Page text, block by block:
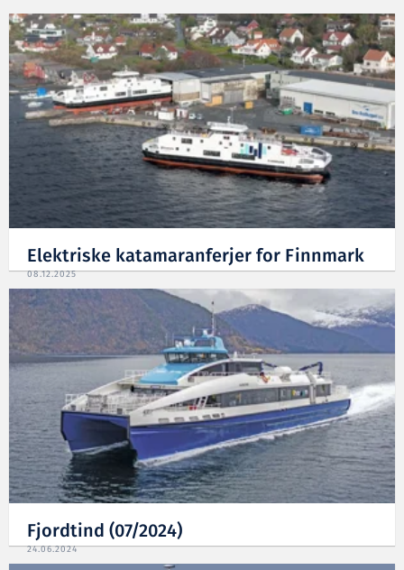
Elektriske katamaranferjer for Finnmark
08.12.2025
Fjordtind (07/2024)
24.06.2024